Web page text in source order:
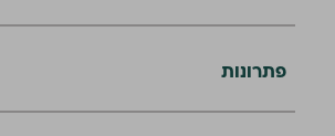
פתרונות